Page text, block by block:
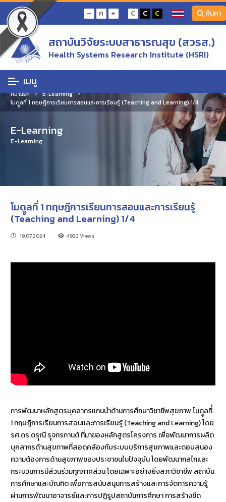
- ก + C C C ค้นหา
สถาบันวิจัยระบบสาธารณสุข (สวรส.)
Health Systems Research Institute (HSRI)
เมนู
หน้าแรก
E-Learning
โมดููลที่ 1 ทฤษฎีการเรียนการสอนและการเรียนรู้ (Teaching and Learning) 1/4
E-Learning
E-Learning
โมดููลที่ 1 ทฤษฎีการเรียนการสอนและการเรียนรู้
(Teaching and Learning) 1/4
19.07.2024 4922 Views
การพัฒนาหลักสูตรบุคลากรแกนนำด้านการศึกษาวิชาชีพสุขภาพ โมดููลที่่
1 ทฤษฎีการเรียนการสอนและการเรียนรู้ (Teaching and Learning) โดย
รศ.ดร.ดรุุณี รุุจกรกานต์ ที่มาของหลักสูตรโครงการ เพื่อพัฒนาการผลิต
บุคลากรด้านสุขภาพที่สอดคล้องกับระบบบริการสุขภาพและตอบสนอง
ความต้องการด้านสุขภาพของประชาชนในปัจจุบัน โดยพัฒนากลไกและ
กระบวนการมีส่วนร่วมทุกภาคส่วน โดยเฉพาะอย่างยิ่งสภาวิชาชีพ สถาบัน
การศึกษาและบัณฑิต เพื่อการสนับสนุนการสร้างและการจัดการความรู้
ผ่านการพัฒนาอาจารย์และการปฏิรูปสถาบันการศึกษา การสร้างขีด